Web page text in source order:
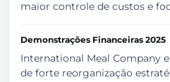
maior controle de custos e
Demonstrações Financeiras 2025
International Meal Company
de forte reorganização